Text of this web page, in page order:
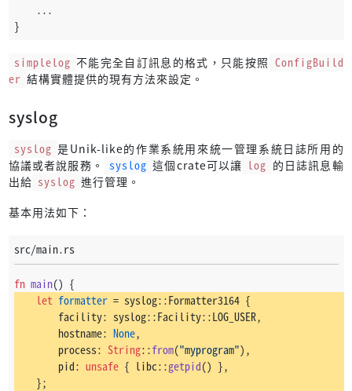
    ...
}
simplelog 不能完全自訂訊息的格式，只能按照 ConfigBuild
er 結構實體提供的現有方法來設定。
syslog
syslog 是Unik-like的作業系統用來統一管理系統日誌所用的
協議或者說服務。
syslog 這個crate可以讓 log 的日誌訊息輸
出給 syslog 進行管理。
基本用法如下：
src/main.rs
fn main() {
let formatter = syslog::Formatter3164 {
        facility: syslog::Facility::LOG_USER,
        hostname:
None,
        process:
String::from("myprogram"),
        pid:
unsafe { libc::getpid() },
    };